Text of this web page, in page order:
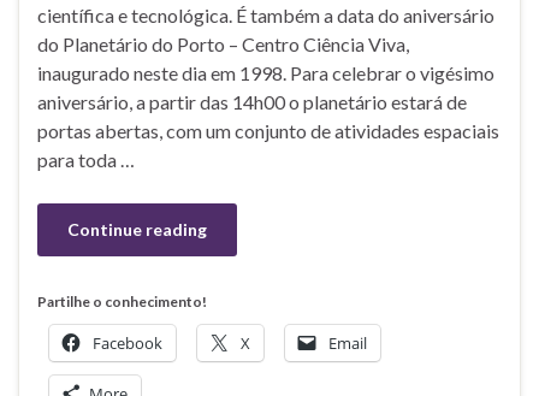
científica e tecnológica. É também a data do aniversário
do Planetário do Porto – Centro Ciência Viva,
inaugurado neste dia em 1998. Para celebrar o vigésimo
aniversário, a partir das 14h00 o planetário estará de
portas abertas, com um conjunto de atividades espaciais
para toda …
Continue reading
Partilhe o conhecimento!
Facebook X Email